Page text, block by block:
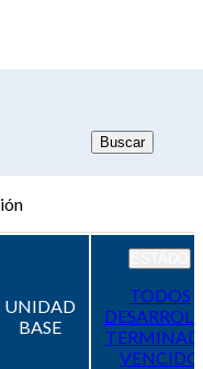
UNIDAD
BASE
TODOS
VENCIDO